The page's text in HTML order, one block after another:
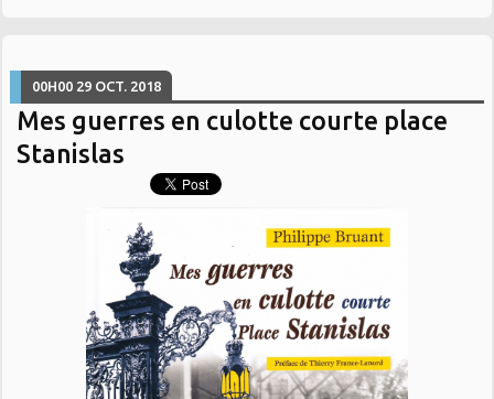
00H00 29 OCT. 2018
Mes guerres en culotte courte place
Stanislas